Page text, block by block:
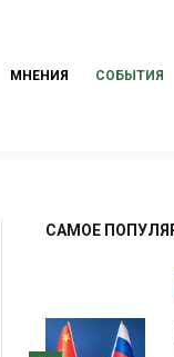
МНЕНИЯ СОБЫТИЯ
САМОЕ